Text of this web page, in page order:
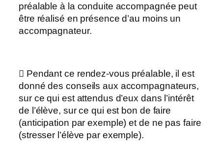
préalable à la conduite accompagnée peut
être réalisé en présence d’au moins un
accompagnateur.
 Pendant ce rendez-vous préalable, il est
donné des conseils aux accompagnateurs,
sur ce qui est attendus d’eux dans l’intérêt
de l’élève, sur ce qui est bon de faire
(anticipation par exemple) et de ne pas faire
(stresser l’élève par exemple).